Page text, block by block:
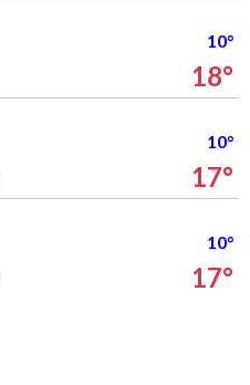
10°
18°
10°
17°
10°
17°